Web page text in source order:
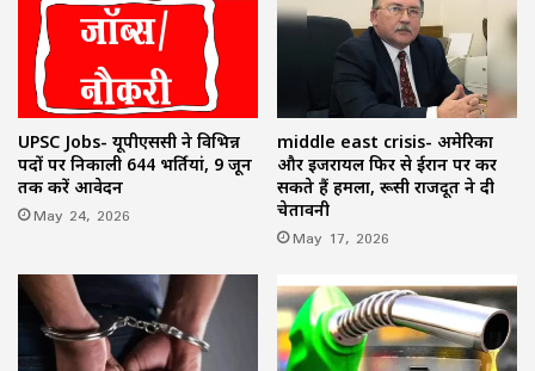
UPSC Jobs- यूपीएससी ने विभिन्न
पदों पर निकाली 644 भर्तियां, 9 जून
तक करें आवेदन
May 24, 2026
middle east crisis- अमेरिका
और इजरायल फिर से ईरान पर कर
सकते हैं हमला, रूसी राजदूत ने दी
चेतावनी
May 17, 2026